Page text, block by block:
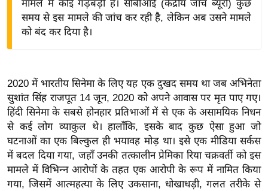
शे
ष
ज्ञ
य
ब
ज
मामले में कोई गड़बड़ी है। सीबीआई (केंद्रीय जांच ब्यूरो) कुछ
समय से इस मामले की जांच कर रही है, लेकिन अब उसने मामले
को बंद कर दिया है।
2020 में भारतीय सिनेमा के लिए यह एक दुखद समय था जब अभिनेता
सुशांत सिंह राजपूत 14 जून, 2020 को अपने आवास पर मृत पाए गए।
हिंदी सिनेमा के सबसे होनहार प्रतिभाओं में से एक के असामयिक निधन
से कई लोग व्याकुल थे। हालाँकि, इसके बाद कुछ ऐसा हुआ जो
घटनाओं का एक बिल्कुल ही भयावह मोड़ था। इसे एक मीडिया सर्कस
में बदल दिया गया, जहाँ उनकी तत्कालीन प्रेमिका रिया चक्रवर्ती को इस
मामले में विभिन्न आरोपों के तहत एक आरोपी के रूप में नामित किया
गया, जिसमें आत्महत्या के लिए उकसाना, धोखाधड़ी, गलत तरीके से